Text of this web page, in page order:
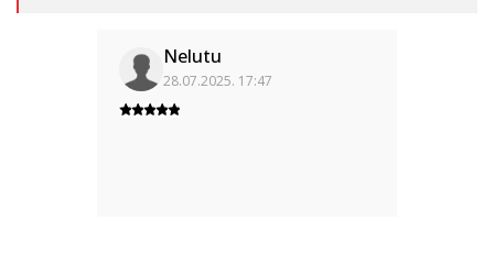
Nelutu
28.07.2025. 17:47